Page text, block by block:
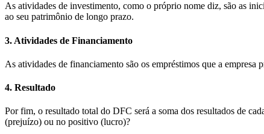
As atividades de investimento, como o próprio nome diz, são as
ao seu patrimônio de longo prazo.
3. Atividades de Financiamento
As atividades de financiamento são os empréstimos que a
4. Resultado
Por fim, o resultado total do DFC será a soma dos resultados de
(prejuízo) ou no positivo (lucro)?